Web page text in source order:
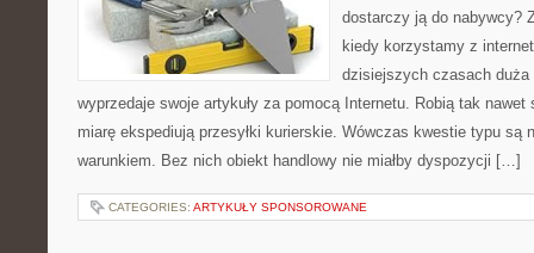
dostarczy ją do nabywcy?
kiedy korzystamy z
dzisiejszych czasach duża
wyprzedaje swoje artykuły za pomocą Internetu. Robią tak
miarę ekspediują przesyłki kurierskie. Wówczas kwestie typu są
warunkiem. Bez nich obiekt handlowy nie miałby dyspozycji […]
CATEGORIES: ARTYKUŁY SPONSOROWANE